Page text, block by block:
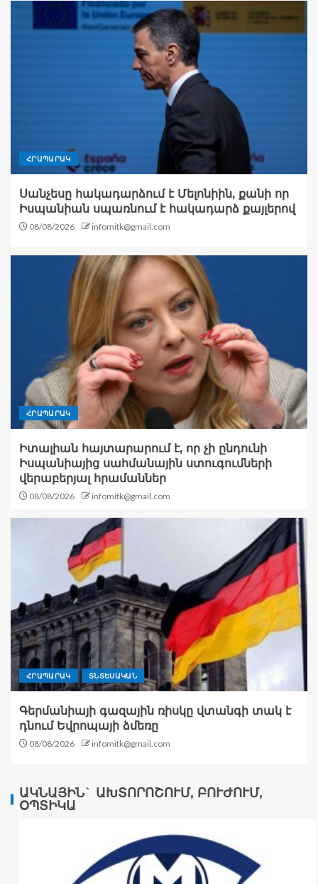
ՀՐԱՊԱՐԱԿ
Սանչեսը հակադարձում է Մելոնիին, քանի որ
Իսպանիան սպառնում է հակադարձ քայլերով
08/08/2026 infomitk@gmail.com
ՀՐԱՊԱՐԱԿ
Իտալիան հայտարարում է, որ չի ընդունի
Իսպանիայից սահմանային ստուգումների
վերաբերյալ հրամաններ
08/08/2026 infomitk@gmail.com
ՀՐԱՊԱՐԱԿ ՏՆՏԵՍԱԿԱՆ
Գերմանիայի գազային ռիսկը վտանգի տակ է
դնում Եվրոպայի ձմեռը
08/08/2026 infomitk@gmail.com
ԱԿՆԱՅԻՆ` ԱԽՏՈՐՈՇՈՒՄ, ԲՈՒԺՈՒՄ,
ՕՊՏԻԿԱ